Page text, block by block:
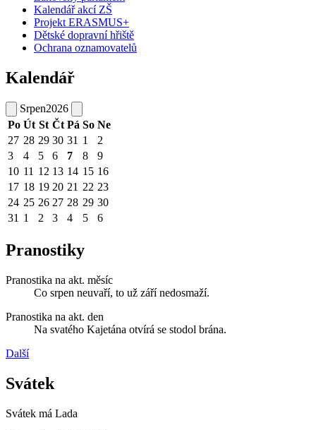
Kalendář akcí ZŠ
Projekt ERASMUS+
Dětské dopravní hřiště
Ochrana oznamovatelů
Kalendář
Srpen2026
Po Út St Čt Pá So Ne
27 28 29 30 31 1
2
3
4 5 6 7 8
9
10 11 12 13 14 15 16
17 18 19 20 21 22 23
24 25 26 27 28 29 30
31 1 2 3 4 5 6
Pranostiky
Pranostika na akt. měsíc
Co srpen neuvaří, to už září nedosmaží.
Pranostika na akt. den
Na svatého Kajetána otvírá se stodol brána.
Další
Svátek
Svátek má Lada